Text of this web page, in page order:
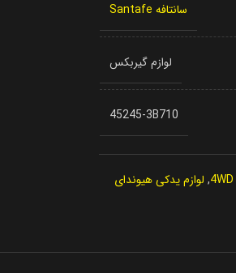
سانتافه Santafe
لوازم گیربکس
45245-3B710
, لوازم یدکی هیوندای